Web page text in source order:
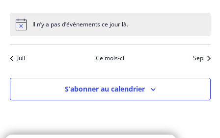
Notice Il n’y a pas d’évènements ce jour là.
Juil Ce mois-ci Sep
S’abonner au calendrier